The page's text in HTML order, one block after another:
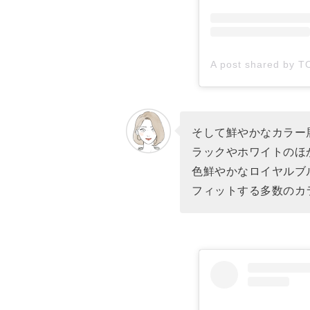
そして鮮やかなカラ
ラックやホワイトの
色鮮やかなロイヤル
フィットする多数の